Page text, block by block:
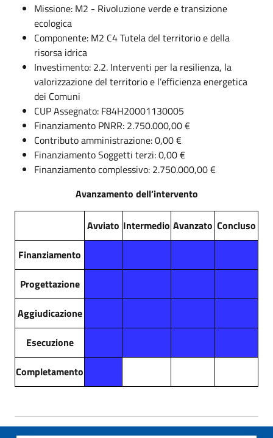
Missione: M2 - Rivoluzione verde e transizione
ecologica
Componente: M2 C4 Tutela del territorio e della
risorsa idrica
Investimento: 2.2. Interventi per la resilienza, la
valorizzazione del territorio e l’efficienza energetica
dei Comuni
CUP Assegnato: F84H20001130005
Finanziamento PNRR: 2.750.000,00 €
Contributo amministrazione: 0,00 €
Finanziamento Soggetti terzi: 0,00 €
Finanziamento complessivo: 2.750.000,00 €
Avanzamento dell’intervento
Avviato Intermedio Avanzato Concluso
Finanziamento
Progettazione
Aggiudicazione
Esecuzione
Completamento